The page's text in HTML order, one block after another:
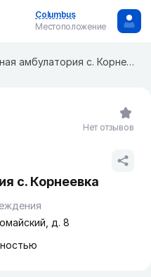
Columbus
Местоположение
Врачебная амбулатория с. Корнеевка
с. Корнеевка
д. 8
Нет отзывов